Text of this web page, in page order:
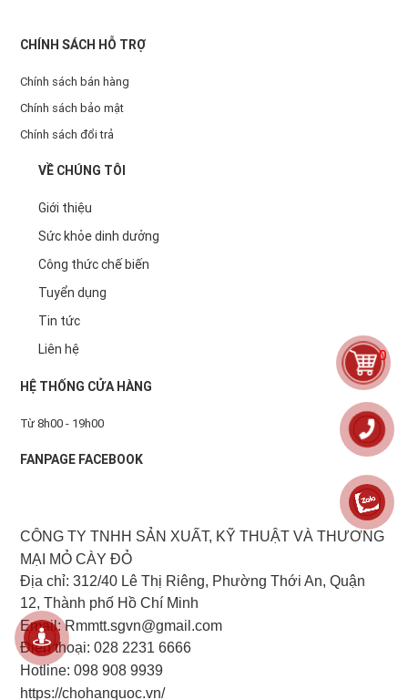
CHÍNH SÁCH HỖ TRỢ
Chính sách bán hàng
Chính sách bảo mật
Chính sách đổi trả
VỀ CHÚNG TÔI
Giới thiệu
Sức khỏe dinh dưởng
Công thức chế biến
Tuyển dụng
Tin tức
Liên hệ
HỆ THỐNG CỬA HÀNG
Từ 8h00 - 19h00
FANPAGE FACEBOOK
CÔNG TY TNHH SẢN XUẤT, KỸ THUẬT VÀ THƯƠNG
MẠI MỎ CÀY ĐỎ
Địa chỉ: 312/40 Lê Thị Riêng, Phường Thới An, Quận
12, Thành phố Hồ Chí Minh
Email: Rmmtt.sgvn@gmail.com
Điện thoại: 028 2231 6666
Hotline:098 908 9939
https://chohanquoc.vn/
0